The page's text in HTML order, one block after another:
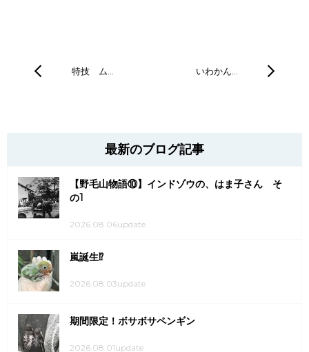
特技 ム… いわかん…
最新のブログ記事
【野毛山物語⑩】インドゾウの、はま子さん そ
の1
2026.08.06update
嵐誕生⁉
2026.08.03update
期間限定！ボサボサペンギン
2026.08.01update